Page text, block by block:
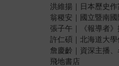
洪維揚｜日本歷史作
翁稷安｜國立暨南
張子午｜《報導者
許仁碩｜北海道大
詹慶齡｜資深主播
飛地書店